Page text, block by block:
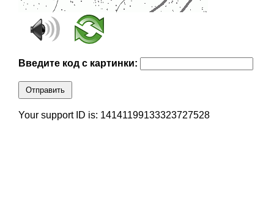
Введите код с картинки:
Отправить
Your support ID is: 14141199133323727528